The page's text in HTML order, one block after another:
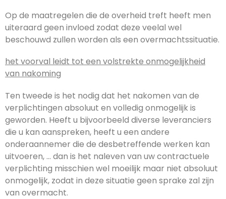
Op de maatregelen die de overheid treft heeft men
uiteraard geen invloed zodat deze veelal wel
beschouwd zullen worden als een overmachtssituatie.
het voorval leidt tot een volstrekte onmogelijkheid
van nakoming
Ten tweede is het nodig dat het nakomen van de
verplichtingen absoluut en volledig onmogelijk is
geworden. Heeft u bijvoorbeeld diverse leveranciers
die u kan aanspreken, heeft u een andere
onderaannemer die de desbetreffende werken kan
uitvoeren, … dan is het naleven van uw contractuele
verplichting misschien wel moeilijk maar niet absoluut
onmogelijk, zodat in deze situatie geen sprake zal zijn
van overmacht.